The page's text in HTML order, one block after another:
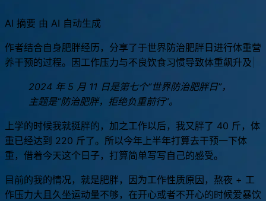
AI 摘要 由 AI 自动生成
作者结合自身肥胖经历 ， 分享了于世界防治肥胖日进行体重营
养干预的过程。 因工作压力与不 良饮食习惯导致体重飙升及
2024 年 5 月 11 日是第七个“世界防治肥胖日”，
上学的时候我就挺胖的，加之工作以后，我又胖了 40 斤，体
重已经达到 220 斤了。所以今年上半年打算去干预一下体
目前的我的情况，就是肥胖，因为工作性质原因，熬夜 + 工